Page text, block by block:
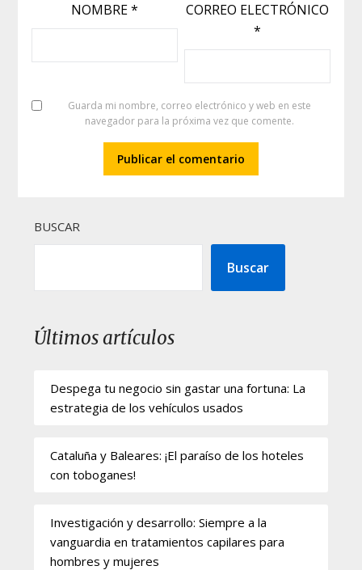
NOMBRE*
CORREO ELECTRÓNICO
*
Guarda mi nombre, correo electrónico y web en este
navegador para la próxima vez que comente.
BUSCAR
Buscar
Últimos artículos
Despega tu negocio sin gastar una fortuna: La
estrategia de los vehículos usados
Cataluña y Baleares: ¡El paraíso de los hoteles
con toboganes!
Investigación y desarrollo: Siempre a la
vanguardia en tratamientos capilares para
hombres y mujeres